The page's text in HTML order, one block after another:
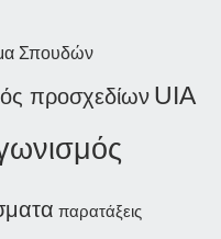
Σπουδών
προσχεδίων UIA
παρατάξεις